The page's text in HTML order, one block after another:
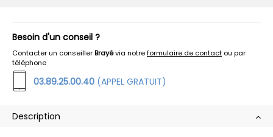
Besoin d'un conseil ?
Contacter un conseillerBrayévia notreformulaire de contact ou par
téléphone
03.89.25.00.40 (APPEL GRATUIT)
Description